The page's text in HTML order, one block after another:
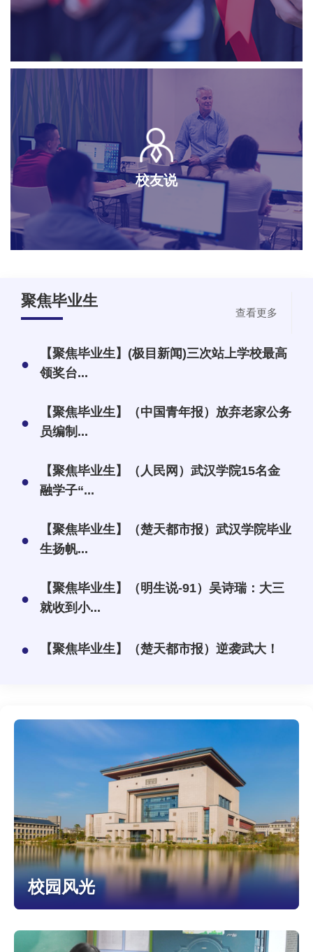
校友说
聚焦毕业生
查看更多
●
【聚焦毕业生】(极目新闻)三次站上学校最高
领奖台...
●
【聚焦毕业生】（中国青年报）放弃老家公务
员编制...
●
【聚焦毕业生】（人民网）武汉学院15名金
融学子“...
●
【聚焦毕业生】（楚天都市报）武汉学院毕业
生扬帆...
●
【聚焦毕业生】（明生说-91）吴诗瑞：大三
就收到小...
● 【聚焦毕业生】（楚天都市报）逆袭武大！
校园风光